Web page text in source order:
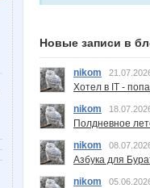
Новые записи в
nikom
Хотел в IT -
nikom
Полдневное
nikom
Азбука для
nikom